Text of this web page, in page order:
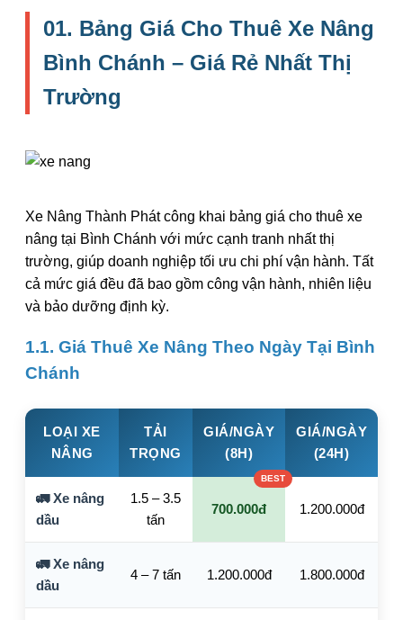
01. Bảng Giá Cho Thuê Xe Nâng
Bình Chánh – Giá Rẻ Nhất Thị
Trường
Xe Nâng Thành Phát công khai bảng giá cho thuê xe
nâng tại Bình Chánh với mức cạnh tranh nhất thị
trường, giúp doanh nghiệp tối ưu chi phí vận hành. Tất
cả mức giá đều đã bao gồm công vận hành, nhiên liệu
và bảo dưỡng định kỳ.
1.1. Giá Thuê Xe Nâng Theo Ngày Tại Bình
Chánh
LOẠI XE
NÂNG
TẢI
TRỌNG
GIÁ/NGÀY
(8H)
GIÁ/NGÀY
(24H)
🚛 Xe nâng
dầu
1.5 – 3.5
tấn
700.000đ 1.200.000đ
🚛 Xe nâng
dầu
4 – 7 tấn 1.200.000đ 1.800.000đ